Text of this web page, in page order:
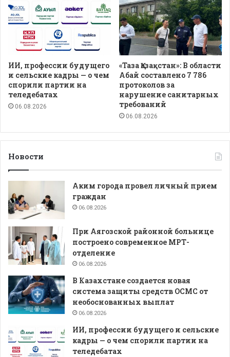
ИИ, профессии будущего
и сельские кадры — о чем
спорили партии на
теледебатах
06.08.2026
«Таза Қазақстан»: В области
Абай составлено 7 786
протоколов за
нарушение санитарных
требований
06.08.2026
Новости
Аким города провел личный прием
граждан
06.08.2026
При Аягозской районной больнице
построено современное МРТ-
отделение
06.08.2026
В Казахстане создается новая
система защиты средств ОСМС от
необоснованных выплат
06.08.2026
ИИ, профессии будущего и сельские
кадры — о чем спорили партии на
теледебатах